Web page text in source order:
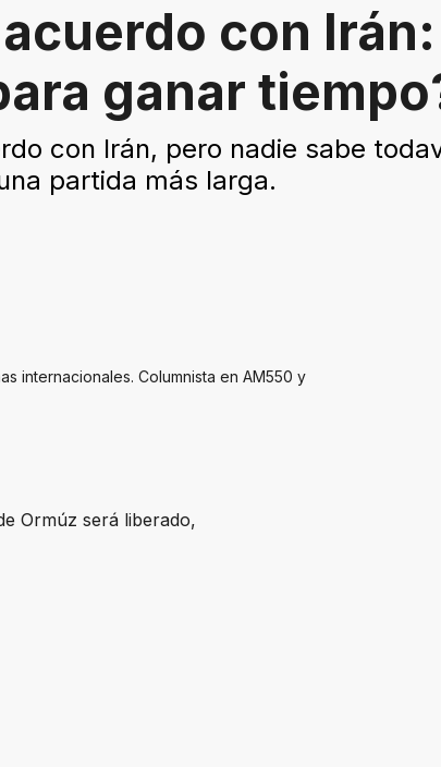
con
ganar
con Irán, pero nadie sabe
partida más larga.
internacionales. Columnista en AM550 y